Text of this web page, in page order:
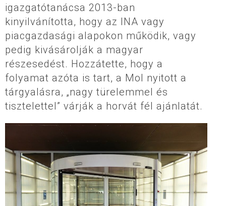
igazgatótanácsa 2013-ban
kinyilvánította, hogy az INA vagy
piacgazdasági alapokon működik, vagy
pedig kivásárolják a magyar
részesedést. Hozzátette, hogy a
folyamat azóta is tart, a Mol nyitott a
tárgyalásra, „nagy türelemmel és
tisztelettel” várják a horvát fél ajánlatát.